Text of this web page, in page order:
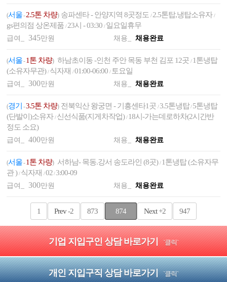
(서울-2.5톤 차량) 송파센타 - 안양지역 8곳정도/ 2.5톤탑,냉탑소유자/
gs편의점 상온제품/ 23시 - 03:30/ 일요일휴무
급여_ 345만원 채용_ 채용완료
(서울-1톤 차량) 하남초이동 -인천 주안 목동 부천 김포 12곳/ 1톤냉탑
(소유자무관)/ 식자재/01:00-06:00/ 토요일
급여_ 300만원 채용_ 채용완료
(경기 -3.5톤 차량) 전북익산 왕궁면 - 기흥센타1곳/3.5톤냉탑/ 5톤냉탑
(단발이)소유자/ 신선식품(지게차작업)/ 18시-가는데로하차(2시간반
정도 소요)
급여_400만원 채용_ 채용완료
(서울-1톤 차량) 서하남- 목동.강서 송도라인 (8곳)/ 1톤냉탑 (소유자무
관 )/ 식자재/02 /3:00-09
급여_ 300만원 채용_ 채용완료
1 Prev-2 873 874 Next+2 947
기업 지입구인 상담 바로가기 `클릭`
개인 지입구직 상담 바로가기 `클릭`